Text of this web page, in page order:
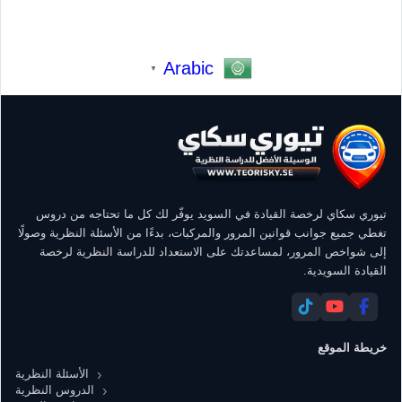
Arabic
▼
تيوري سكاي لرخصة القيادة في السويد يوفّر لك كل ما تحتاجه من دروس
تغطي جميع جوانب قوانين المرور والمركبات، بدءًا من الأسئلة النظرية وصولًا
إلى شواخص المرور، لمساعدتك على الاستعداد للدراسة النظرية لرخصة
القيادة السويدية.
خريطة الموقع
الأسئلة النظرية
الدروس النظرية